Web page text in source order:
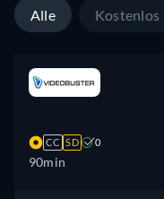
Alle Kostenlos
CC SD 0
90min